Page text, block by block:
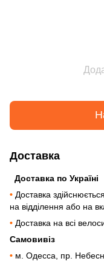
Доставка
Доставка по Україні
• Доставка
на відділення або на
• Доставка на всі
Самовивіз
• м. Одесса, пр.